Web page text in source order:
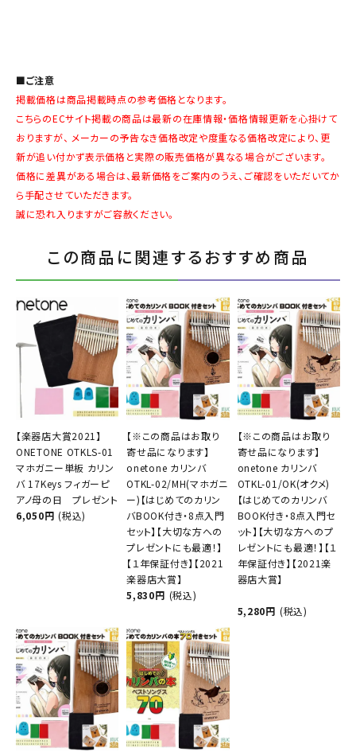
■ご注意
掲載価格は商品掲載時点の参考価格となります。
こちらのECサイト掲載の商品は最新の在庫情報・価格情報更新を心掛けて
おりますが、 メーカーの予告なき価格改定や度重なる価格改定により、更
新が追い付かず表示価格と実際の販売価格が異なる場合がございます。
価格に差異がある場合は、最新価格をご案内のうえ、ご確認をいただいてか
ら手配させていただきます。
誠に恐れ入りますがご容赦ください。
この商品に関連するおすすめ商品
【楽器店大賞2021】
ONETONE OTKLS-01
マホガニー単板 カリン
バ 17Keys フィガーピ
アノ母の日 プレゼント
6,050円 (税込)
【※この商品はお取り
寄せ品になります】
onetone カリンバ
OTKL-02/MH(マホガニ
ー)【はじめてのカリン
バBOOK付き・8点入門
セット】【大切な方への
プレゼントにも最適！】
【１年保証付き】【2021
楽器店大賞】
5,830円 (税込)
【※この商品はお取り
寄せ品になります】
onetone カリンバ
OTKL-01/OK(オクメ)
【はじめてのカリンバ
BOOK付き・8点入門セ
ット】【大切な方へのプ
レゼントにも最適！】【１
年保証付き】【2021楽
器店大賞】
5,280円 (税込)